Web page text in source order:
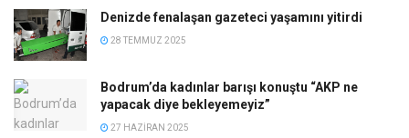
Denizde fenalaşan gazeteci yaşamını yitirdi
28 TEMMUZ 2025
Bodrum’da kadınlar barışı konuştu “AKP ne
yapacak diye bekleyemeyiz”
27 HAZIRAN 2025